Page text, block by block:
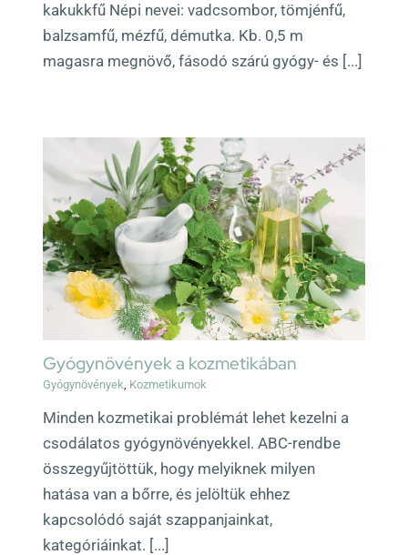
kakukkfű Népi nevei: vadcsombor, tömjénfű,
balzsamfű, mézfű, démutka. Kb. 0,5 m
magasra megnövő, fásodó szárú gyógy- és [...]
Gyógynövények a kozmetikában
Gyógynövények, Kozmetikumok
Minden kozmetikai problémát lehet kezelni a
csodálatos gyógynövényekkel. ABC-rendbe
összegyűjtöttük, hogy melyiknek milyen
hatása van a bőrre, és jelöltük ehhez
kapcsolódó saját szappanjainkat,
kategóriáinkat. [...]